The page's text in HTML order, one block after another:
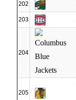
202
203
204
205